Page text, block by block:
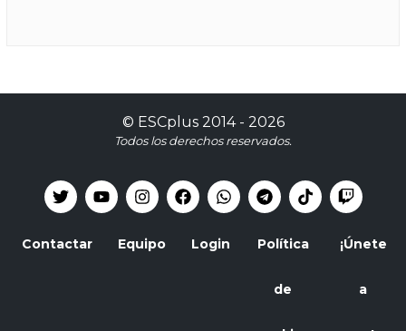
© ESCplus2014 - 2026
Todos los derechos reservados.
Contactar Equipo Login Política
de
¡Únete
a